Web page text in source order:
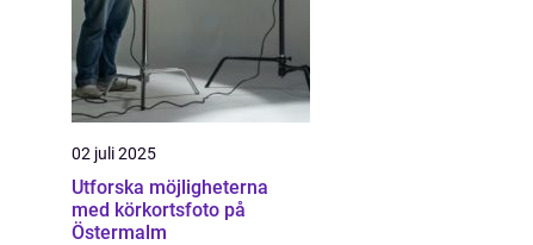
02 juli 2025
Utforska möjligheterna
med körkortsfoto på
Östermalm